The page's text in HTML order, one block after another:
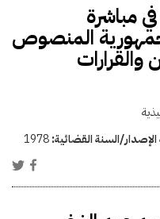
مباشرة
المنصوص
والقرارات
السنة القضائية:1978